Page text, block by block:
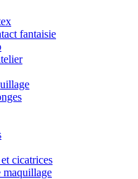
fantaisie
cicatrices
maquillage